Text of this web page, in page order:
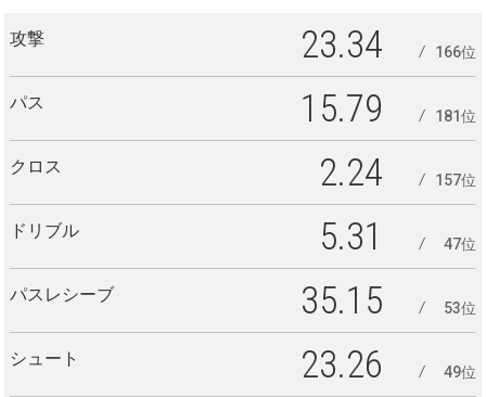
攻撃 23.34 166位
パス 15.79 181位
クロス 2.24 157位
ドリブル 5.31 47位
パスレシーブ 35.15 53位
シュート 23.26 49位